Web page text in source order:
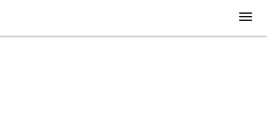
02.08.